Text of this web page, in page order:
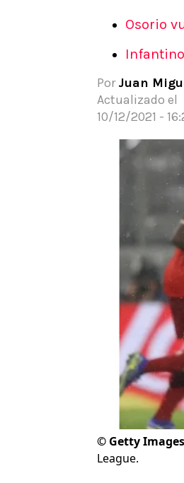
Pronósticos
Apuesta del día
Osorio
Por Juan
Actualizado el
10/12/2021 -
© Getty Images
League.